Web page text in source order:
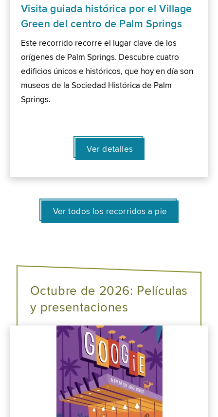
Visita guiada histórica por el Village
Green del centro de Palm Springs
Este recorrido recorre el lugar clave de los
orígenes de Palm Springs. Descubre cuatro
edificios únicos e históricos, que hoy en día son
museos de la Sociedad Histórica de Palm
Springs.
Ver detalles
Ver todos los recorridos a pie
Octubre de 2026: Películas
y presentaciones